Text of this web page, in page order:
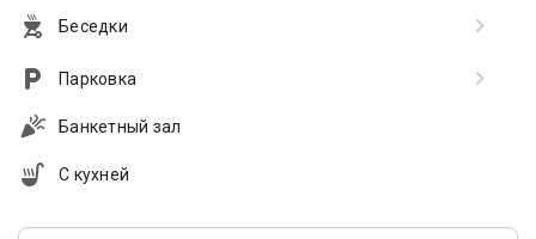
Беседки
Парковка
Банкетный зал
С кухней